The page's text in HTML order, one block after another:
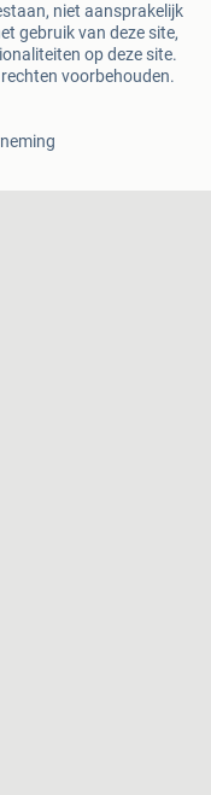
niet aansprakelijk
gebruik van deze site,
op deze site.
voorbehouden.